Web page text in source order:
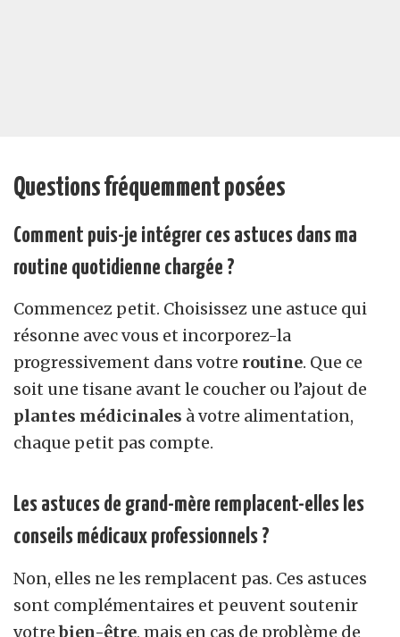
Questions fréquemment posées
Comment puis-je intégrer ces astuces dans ma
routine quotidienne chargée ?
Commencez petit. Choisissez une astuce qui
résonne avec vous et incorporez-la
progressivement dans votre routine. Que ce
soit une tisane avant le coucher ou l’ajout de
plantes médicinales à votre alimentation,
chaque petit pas compte.
Les astuces de grand-mère remplacent-elles les
conseils médicaux professionnels ?
Non, elles ne les remplacent pas. Ces astuces
sont complémentaires et peuvent soutenir
votrebien-être, mais en cas de problème de